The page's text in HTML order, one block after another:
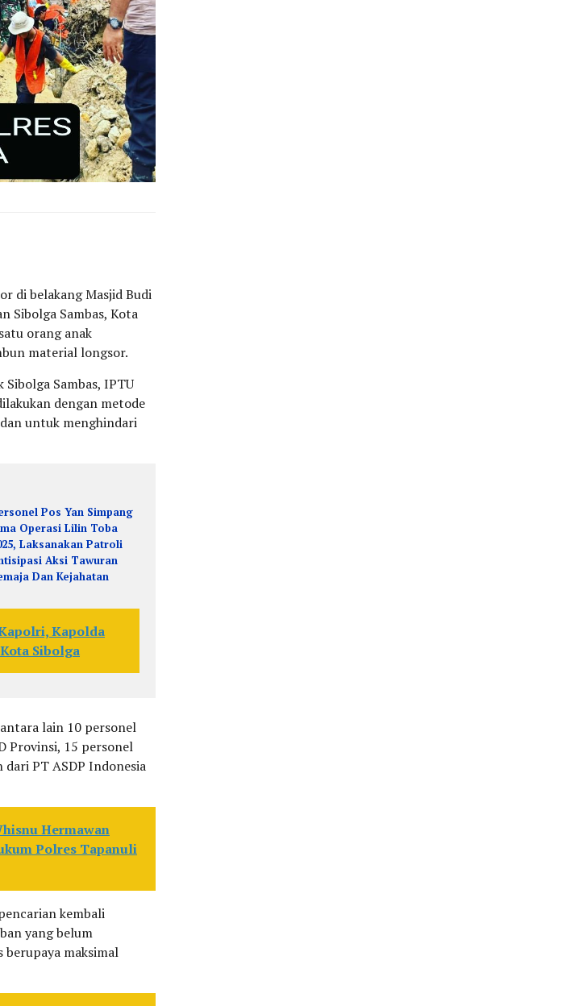
di belakang Masjid Budi
Sibolga Sambas, Kota
orang anak
material longsor.
Sambas, IPTU
dengan metode
untuk menghindari
Pos Yan Simpang
Operasi Lilin Toba
Laksanakan Patroli
Aksi Tawuran
Dan Kejahatan
Kapolda
Sibolga
lain 10 personel
Provinsi, 15 personel
PT ASDP Indonesia
Hermawan
Polres Tapanuli
kembali
yang belum
berupaya maksimal